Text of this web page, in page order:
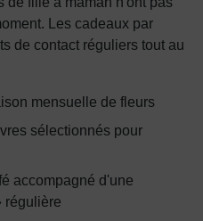
Les cadeaux par
de contact réguliers tout au
mensuelle de fleurs
sélectionnés pour
accompagné d'une
régulière